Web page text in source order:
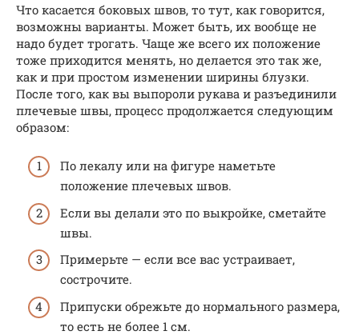
Что касается боковых швов, то тут, как говорится,
возможны варианты. Может быть, их вообще не
надо будет трогать. Чаще же всего их положение
тоже приходится менять, но делается это так же,
как и при простом изменении ширины блузки.
После того, как вы выпороли рукава и разъединили
плечевые швы, процесс продолжается следующим
образом:
По лекалу или на фигуре наметьте
положение плечевых швов.
Если вы делали это по выкройке, сметайте
швы.
Примерьте — если все вас устраивает,
сострочите.
Припуски обрежьте до нормального размера,
то есть не более 1 см.